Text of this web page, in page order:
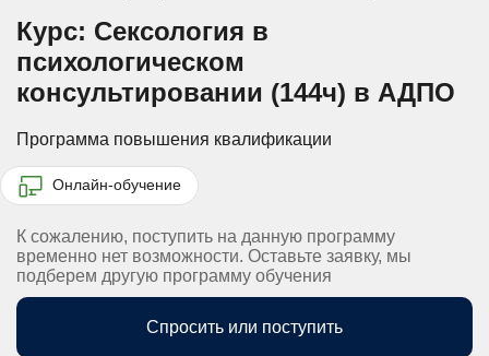
Курс: Сексология в
психологическом
консультировании (144ч) в АДПО
Программа повышения квалификации
Онлайн-обучение
К сожалению, поступить на данную программу
временно нет возможности. Оставьте заявку, мы
подберем другую программу обучения
Спросить или поступить